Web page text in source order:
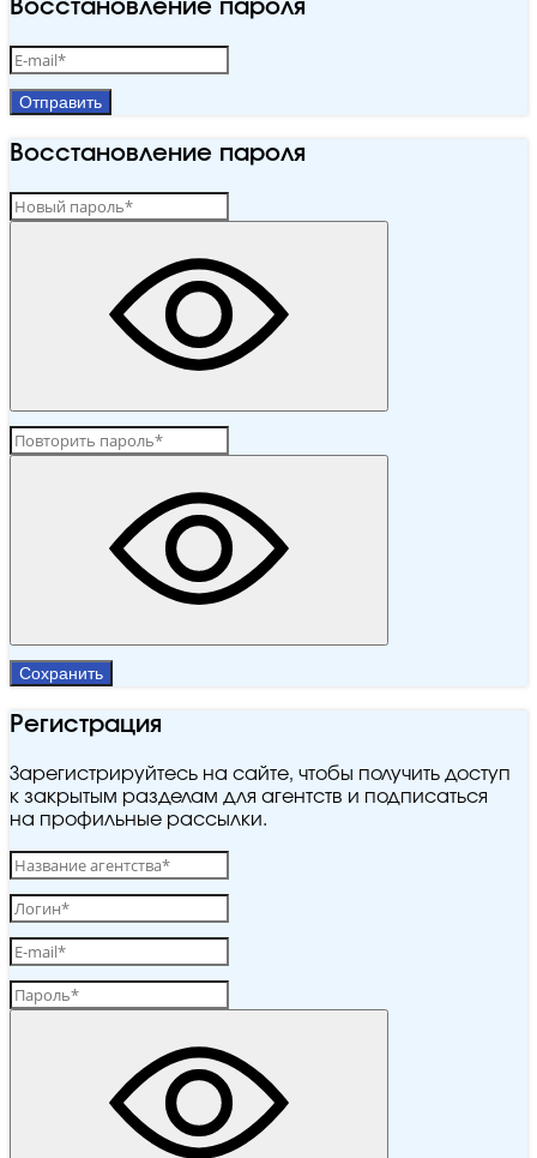
Восстановление пароля
Отправить
Восстановление пароля
Сохранить
Регистрация
Зарегистрируйтесь на сайте, чтобы получить доступ
к закрытым разделам для агентств и подписаться
на профильные рассылки.